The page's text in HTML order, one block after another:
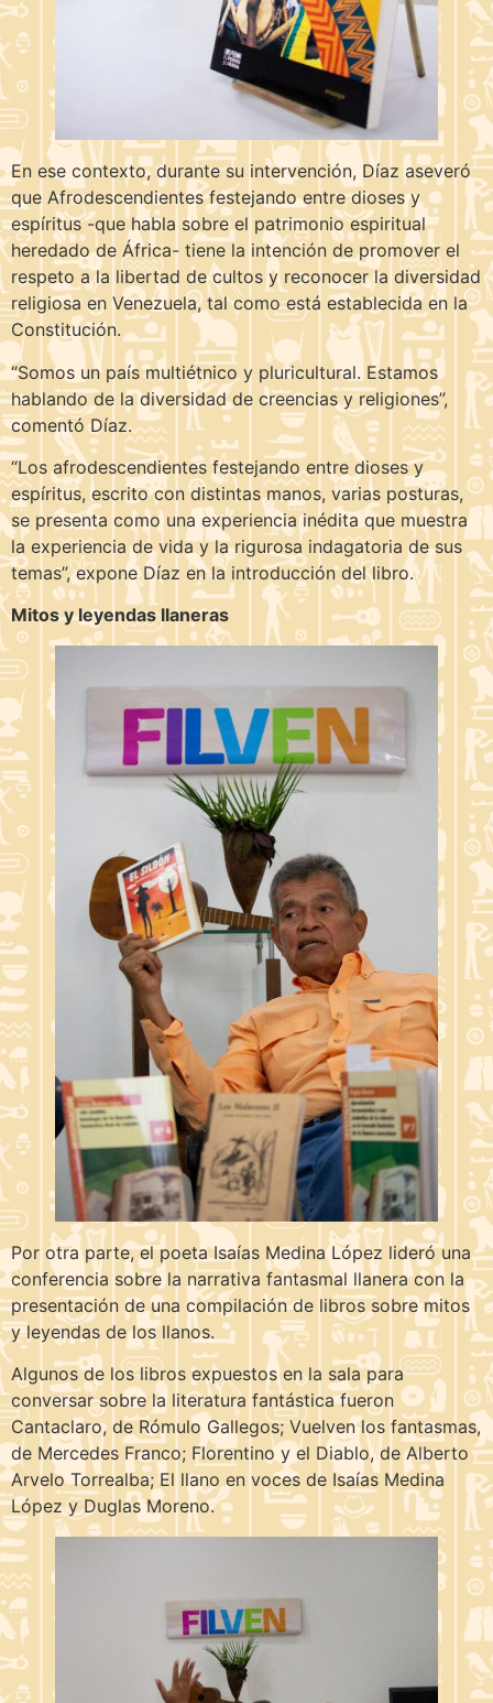
En ese contexto, durante su intervención, Díaz aseveró
que Afrodescendientes festejando entre dioses y
espíritus -que habla sobre el patrimonio espiritual
heredado de África- tiene la intención de promover el
respeto a la libertad de cultos y reconocer la diversidad
religiosa en Venezuela, tal como está establecida en la
Constitución.
“Somos un país multiétnico y pluricultural. Estamos
hablando de la diversidad de creencias y religiones”,
comentó Díaz.
“Los afrodescendientes festejando entre dioses y
espíritus, escrito con distintas manos, varias posturas,
se presenta como una experiencia inédita que muestra
la experiencia de vida y la rigurosa indagatoria de sus
temas”, expone Díaz en la introducción del libro.
Mitos y leyendas llaneras
Por otra parte, el poeta Isaías Medina López lideró una
conferencia sobre la narrativa fantasmal llanera con la
presentación de una compilación de libros sobre mitos
y leyendas de los llanos.
Algunos de los libros expuestos en la sala para
conversar sobre la literatura fantástica fueron
Cantaclaro, de Rómulo Gallegos; Vuelven los fantasmas,
de Mercedes Franco; Florentino y el Diablo, de Alberto
Arvelo Torrealba; El llano en voces de Isaías Medina
López y Duglas Moreno.